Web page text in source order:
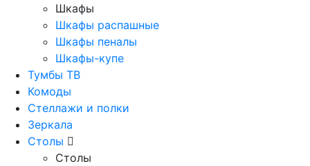
Шкафы
Шкафы распашные
Шкафы пеналы
Шкафы-купе
Тумбы ТВ
Комоды
Стеллажи и полки
Зеркала
Столы
Столы